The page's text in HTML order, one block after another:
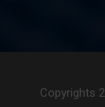
Copyrights